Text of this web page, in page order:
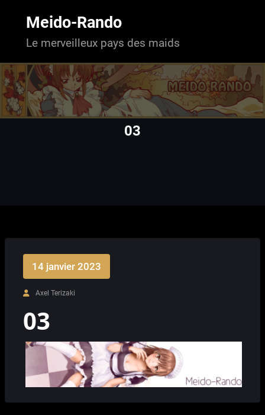
Meido-Rando
Le merveilleux pays des maids
03
14 janvier 2023
Axel Terizaki
03